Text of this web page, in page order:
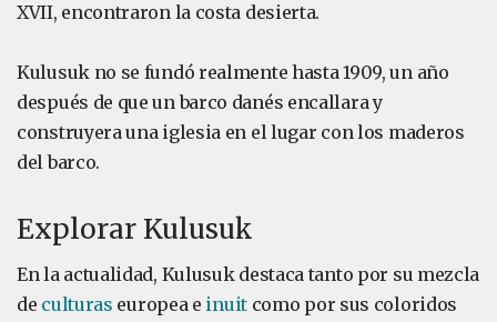
XVII, encontraron la costa desierta.
Kulusuk no se fundó realmente hasta 1909, un año
después de que un barco danés encallara y
construyera una iglesia en el lugar con los maderos
del barco.
Explorar Kulusuk
En la actualidad, Kulusuk destaca tanto por su mezcla
de culturas europea e inuitcomo por sus coloridos